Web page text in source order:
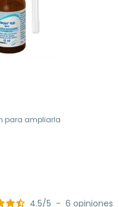
para ampliarla
4.5/5 - 6 opiniones